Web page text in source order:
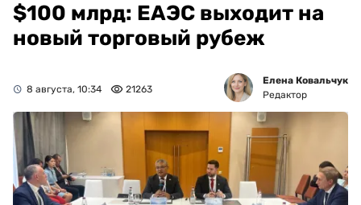
$100 млрд: ЕАЭС выходит на
новый торговый рубеж
8 августа, 10:34 21263
Елена Ковальчук
Редактор